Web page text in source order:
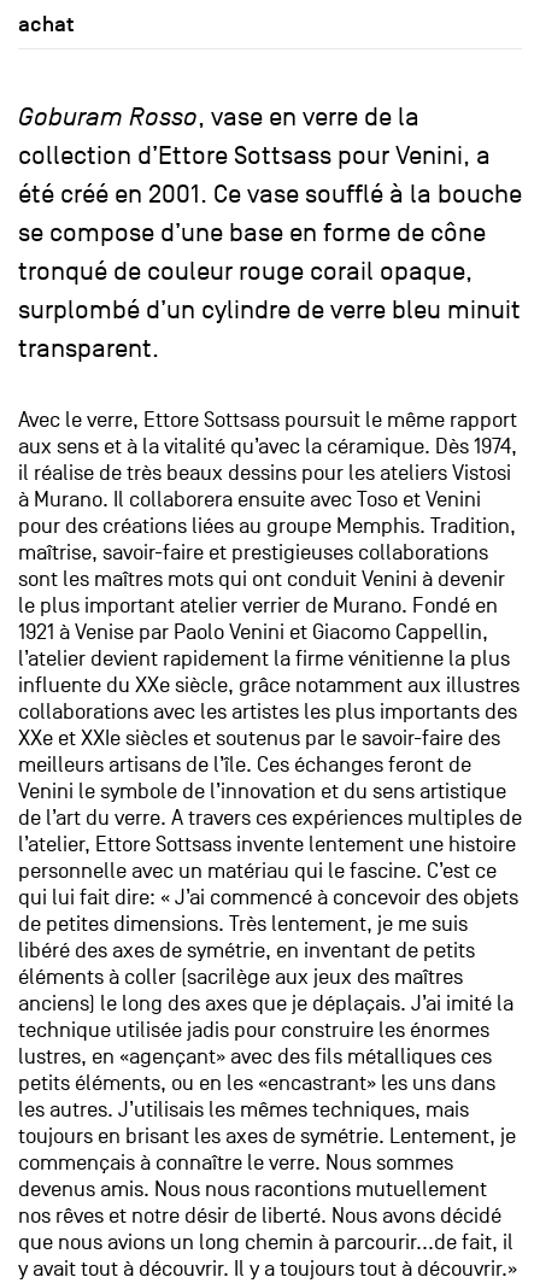
achat
Goburam Rosso, vase en verre de la
collection d’Ettore Sottsass pour Venini, a
été créé en 2001. Ce vase soufflé à la bouche
se compose d’une base en forme de cône
tronqué de couleur rouge corail opaque,
surplombé d’un cylindre de verre bleu minuit
transparent.
Avec le verre, Ettore Sottsass poursuit le même rapport
aux sens et à la vitalité qu’avec la céramique. Dès 1974,
il réalise de très beaux dessins pour les ateliers Vistosi
à Murano. Il collaborera ensuite avec Toso et Venini
pour des créations liées au groupe Memphis. Tradition,
maîtrise, savoir-faire et prestigieuses collaborations
sont les maîtres mots qui ont conduit Venini à devenir
le plus important atelier verrier de Murano. Fondé en
1921 à Venise par Paolo Venini et Giacomo Cappellin,
l’atelier devient rapidement la firme vénitienne la plus
influente du XXe siècle, grâce notamment aux illustres
collaborations avec les artistes les plus importants des
XXe et XXIe siècles et soutenus par le savoir-faire des
meilleurs artisans de l’île. Ces échanges feront de
Venini le symbole de l’innovation et du sens artistique
de l’art du verre. A travers ces expériences multiples de
l’atelier, Ettore Sottsass invente lentement une histoire
personnelle avec un matériau qui le fascine. C’est ce
qui lui fait dire: « J’ai commencé à concevoir des objets
de petites dimensions. Très lentement, je me suis
libéré des axes de symétrie, en inventant de petits
éléments à coller (sacrilège aux jeux des maîtres
anciens) le long des axes que je déplaçais. J’ai imité la
technique utilisée jadis pour construire les énormes
lustres, en «agençant» avec des fils métalliques ces
petits éléments, ou en les «encastrant» les uns dans
les autres. J’utilisais les mêmes techniques, mais
toujours en brisant les axes de symétrie. Lentement, je
commençais à connaître le verre. Nous sommes
devenus amis. Nous nous racontions mutuellement
nos rêves et notre désir de liberté. Nous avons décidé
que nous avions un long chemin à parcourir...de fait, il
y avait tout à découvrir. Il y a toujours tout à découvrir.»